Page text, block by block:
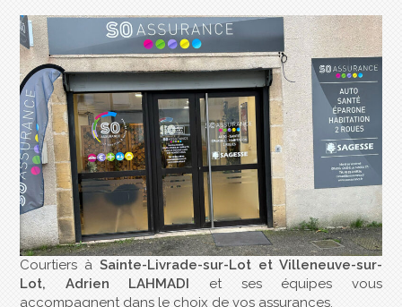
Courtiers à Sainte-Livrade-sur-Lot et Villeneuve-sur-
Lot, Adrien LAHMADI et ses équipes vous
accompagnent dans le choix de vos assurances.